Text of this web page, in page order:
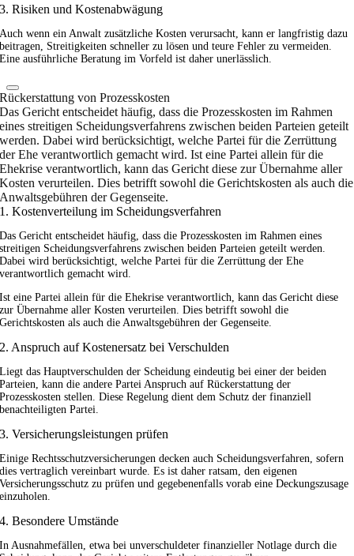
3. Risiken und Kostenabwägung
Auch wenn ein Anwalt zusätzliche Kosten verursacht, kann er langfristig dazu
beitragen, Streitigkeiten schneller zu lösen und teure Fehler zu vermeiden.
Eine ausführliche Beratung im Vorfeld ist daher unerlässlich.
Rückerstattung von Prozesskosten
Das Gericht entscheidet häufig, dass die Prozesskosten im Rahmen
eines streitigen Scheidungsverfahrens zwischen beiden Parteien geteilt
werden. Dabei wird berücksichtigt, welche Partei für die Zerrüttung
der Ehe verantwortlich gemacht wird. Ist eine Partei allein für die
Ehekrise verantwortlich, kann das Gericht diese zur Übernahme aller
Kosten verurteilen. Dies betrifft sowohl die Gerichtskosten als auch die
Anwaltsgebühren der Gegenseite.
1. Kostenverteilung im Scheidungsverfahren
Das Gericht entscheidet häufig, dass die Prozesskosten im Rahmen eines
streitigen Scheidungsverfahrens zwischen beiden Parteien geteilt werden.
Dabei wird berücksichtigt, welche Partei für die Zerrüttung der Ehe
verantwortlich gemacht wird.
Ist eine Partei allein für die Ehekrise verantwortlich, kann das Gericht diese
zur Übernahme aller Kosten verurteilen. Dies betrifft sowohl die
Gerichtskosten als auch die Anwaltsgebühren der Gegenseite.
2. Anspruch auf Kostenersatz bei Verschulden
Liegt das Hauptverschulden der Scheidung eindeutig bei einer der beiden
Parteien, kann die andere Partei Anspruch auf Rückerstattung der
Prozesskosten stellen. Diese Regelung dient dem Schutz der finanziell
benachteiligten Partei.
3. Versicherungsleistungen prüfen
Einige Rechtsschutzversicherungen decken auch Scheidungsverfahren, sofern
dies vertraglich vereinbart wurde. Es ist daher ratsam, den eigenen
Versicherungsschutz zu prüfen und gegebenenfalls vorab eine Deckungszusage
einzuholen.
4. Besondere Umstände
In Ausnahmefällen, etwa bei unverschuldeter finanzieller Notlage durch die